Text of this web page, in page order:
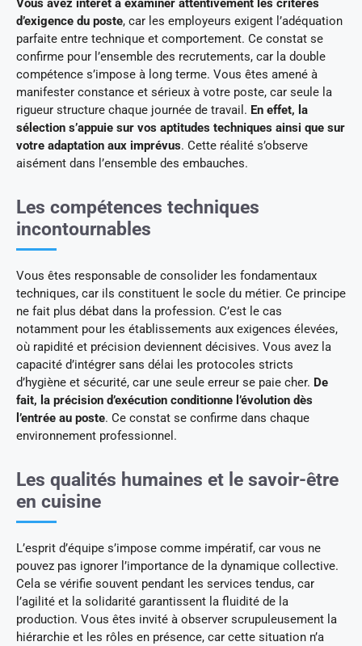
Vous avez intérêt à examiner attentivement les critères
d’exigence du poste, car les employeurs exigent l’adéquation
parfaite entre technique et comportement. Ce constat se
confirme pour l’ensemble des recrutements, car la double
compétence s’impose à long terme. Vous êtes amené à
manifester constance et sérieux à votre poste, car seule la
rigueur structure chaque journée de travail. En effet, la
sélection s’appuie sur vos aptitudes techniques ainsi que sur
votre adaptation aux imprévus. Cette réalité s’observe
aisément dans l’ensemble des embauches.
Les compétences techniques
incontournables
Vous êtes responsable de consolider les fondamentaux
techniques, car ils constituent le socle du métier. Ce principe
ne fait plus débat dans la profession. C’est le cas
notamment pour les établissements aux exigences élevées,
où rapidité et précision deviennent décisives. Vous avez la
capacité d’intégrer sans délai les protocoles stricts
d’hygiène et sécurité, car une seule erreur se paie cher. De
fait, la précision d’exécution conditionne l’évolution dès
l’entrée au poste. Ce constat se confirme dans chaque
environnement professionnel.
Les qualités humaines et le savoir-être
en cuisine
L’esprit d’équipe s’impose comme impératif, car vous ne
pouvez pas ignorer l’importance de la dynamique collective.
Cela se vérifie souvent pendant les services tendus, car
l’agilité et la solidarité garantissent la fluidité de la
production. Vous êtes invité à observer scrupuleusement la
hiérarchie et les rôles en présence, car cette situation n’a